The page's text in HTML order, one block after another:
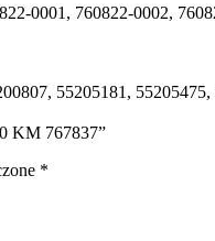
0001, 760822-0002,
55205181,
KM 767837”
*